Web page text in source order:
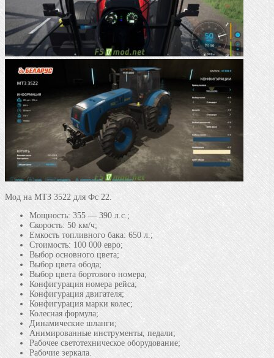
Мод на МТЗ 3522 для Фс 22.
Мощность: 355 — 390 л.с.;
Скорость: 50 км/ч;
Емкость топливного бака: 650 л.;
Стоимость: 100 000 евро;
Выбор основного цвета;
Выбор цвета обода;
Выбор цвета бортового номера;
Конфигурация номера рейса;
Конфигурация двигателя;
Конфигурация марки колес;
Колесная формула;
Динамические шланги;
Анимированные инструменты, педали;
Рабочее светотехническое оборудование;
Рабочие зеркала.